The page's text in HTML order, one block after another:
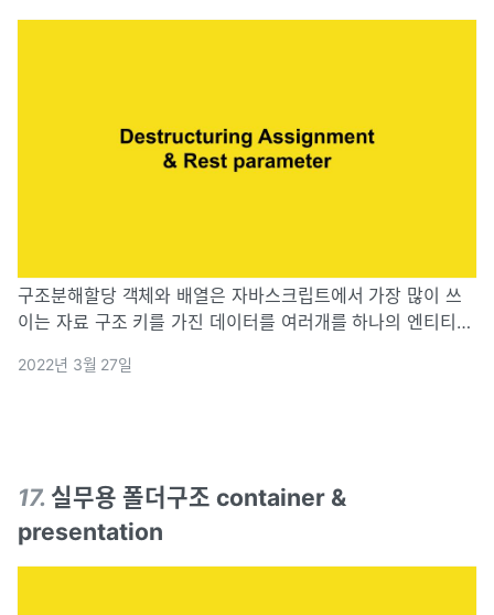
구조분해할당 객체와 배열은 자바스크립트에서 가장 많이 쓰
이는 자료 구조 키를 가진 데이터를 여러개를 하나의 엔티티에
열을 사용한다. 함수에 객체나 배열을 전달해야 하는 경우가
2022년 3월 27일
17. 실무용 폴더구조 container &
presentation